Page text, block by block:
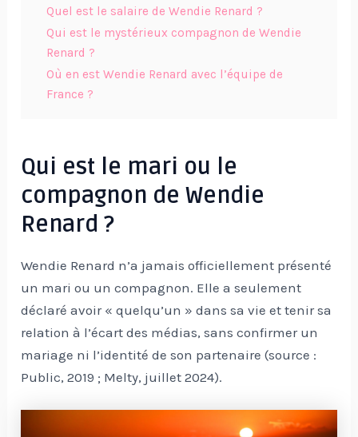
Quel est le salaire de Wendie Renard ?
Qui est le mystérieux compagnon de Wendie
Renard ?
Où en est Wendie Renard avec l’équipe de
France ?
Qui est le mari ou le
compagnon de Wendie
Renard ?
Wendie Renard n’a jamais officiellement présenté
un mari ou un compagnon. Elle a seulement
déclaré avoir « quelqu’un » dans sa vie et tenir sa
relation à l’écart des médias, sans confirmer un
mariage ni l’identité de son partenaire (source :
Public, 2019 ; Melty, juillet 2024).